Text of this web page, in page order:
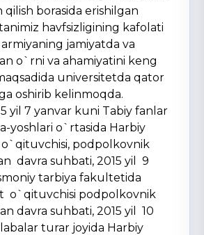
qilish borasida erishilgan
havfsizligining kafolati
jamiyatda va
o`rni va ahamiyatini keng
universitetda qator
oshirib kelinmoqda.
yil 7 yanvar kuni Tabiy fanlar
yoshlari o`rtasida Harbiy
podpolkovnik
davra suhbati, 2015 yil 9
tarbiya fakultetida
o`qituvchisi podpolkovnik
davra suhbati, 2015 yil 10
turar joyida Harbiy